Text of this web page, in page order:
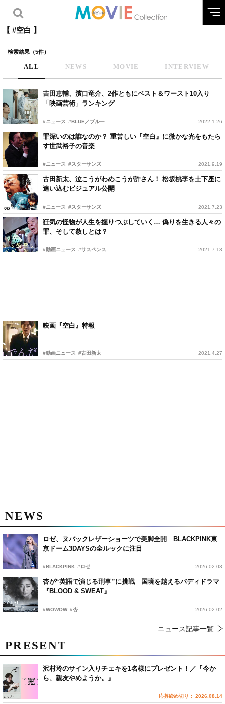
【 #空白 】
検索結果（5件）
ALL NEWS MOVIE INTERVIEW
吉田恵輔、濱口竜介、2作ともにベスト＆ワースト10入り
「映画芸術」ランキング
#ニュース #BLUE／ブルー 2022.1.26
罪深いのは誰なのか？ 重苦しい『空白』に微かな光をもたら
す世武裕子の音楽
#ニュース #スターサンズ 2021.9.19
古田新太、泣こうがわめこうが許さん！ 松坂桃李を土下座に
追い込むビジュアル公開
#ニュース #スターサンズ 2021.7.23
狂気の怪物が人生を握りつぶしていく… 偽りを生きる人々の
罪、そして赦しとは？
#動画ニュース #サスペンス 2021.7.13
映画『空白』特報
#動画ニュース #古田新太 2021.4.27
NEWS
ロゼ、ヌバックレザーショーツで美脚全開 BLACKPINK東
京ドーム3DAYSの全ルックに注目
#BLACKPINK #ロゼ 2026.02.03
杏が“英語で演じる刑事”に挑戦 国境を越えるバディドラマ
『BLOOD & SWEAT』
#WOWOW #杏 2026.02.02
ニュース記事一覧
PRESENT
沢村玲のサイン入りチェキを1名様にプレゼント！／『今か
ら、親友やめようか。』
応募締め切り： 2026.08.14